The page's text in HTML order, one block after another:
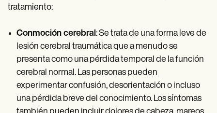
tratamiento:
Conmoción cerebral: Se trata de una forma leve de
lesión cerebral traumática que a menudo se
presenta como una pérdida temporal de la función
cerebral normal. Las personas pueden
experimentar confusión, desorientación o incluso
una pérdida breve del conocimiento. Los síntomas